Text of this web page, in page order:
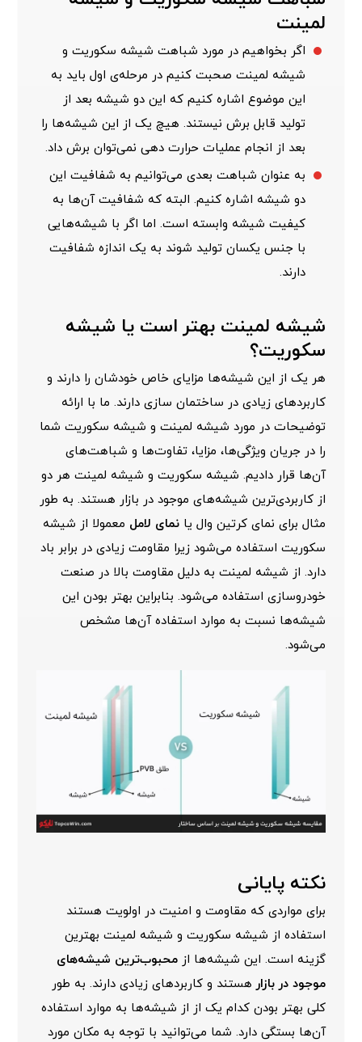
لمینت
اگر بخواهیم در مورد شباهت شیشه سکوریت و
شیشه لمینت صحبت کنیم در مرحله‌ی اول باید به
این موضوع اشاره کنیم که این دو شیشه بعد از
تولید قابل برش نیستند. هیچ یک از این شیشه‌ها را
بعد از انجام عملیات حرارت دهی نمی‌توان برش داد.
به عنوان شباهت بعدی می‌توانیم به شفافیت این
دو شیشه اشاره کنیم. البته که شفافیت آن‌ها به
کیفیت شیشه وابسته است. اما اگر با شیشه‌هایی
با جنس یکسان تولید شوند به یک اندازه شفافیت
دارند.
شیشه لمینت بهتر است یا شیشه
سکوریت؟
هر یک از این شیشه‌ها مزایای خاص خودشان را دارند و
کاربردهای زیادی در ساختمان سازی دارند. ما با ارائه
توضیحات در مورد شیشه لمینت و شیشه سکوریت شما
را در جریان ویژگی‌ها، مزایا، تفاوت‌ها و شباهت‌های
آن‌ها قرار دادیم. شیشه سکوریت و شیشه لمینت هر دو
از کاربردی‌ترین شیشه‌های موجود در بازار هستند. به طور
مثال برای نمای کرتین والیا نمای لامل معمولا از شیشه
سکوریت استفاده می‌شود زیرا مقاومت زیادی در برابر باد
دارد. از شیشه لمینت به دلیل مقاومت بالا در صنعت
خودروسازی استفاده می‌شود. بنابراین بهتر بودن این
شیشه‌ها نسبت به موارد استفاده آن‌ها مشخص
می‌شود.
نکته پایانی
برای مواردی که مقاومت و امنیت در اولویت هستند
استفاده از شیشه سکوریت و شیشه لمینت بهترین
گزینه است. این شیشه‌ها از محبوب‌ترین شیشه‌های
موجود در بازار هستند و کاربردهای زیادی دارند. به طور
کلی بهتر بودن کدام یک از از شیشه‌ها به موارد استفاده
آن‌ها بستگی دارد. شما می‌توانید با توجه به مکان مورد